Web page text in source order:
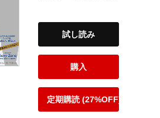
試し読み
購入
定期購読 (27%OFF)